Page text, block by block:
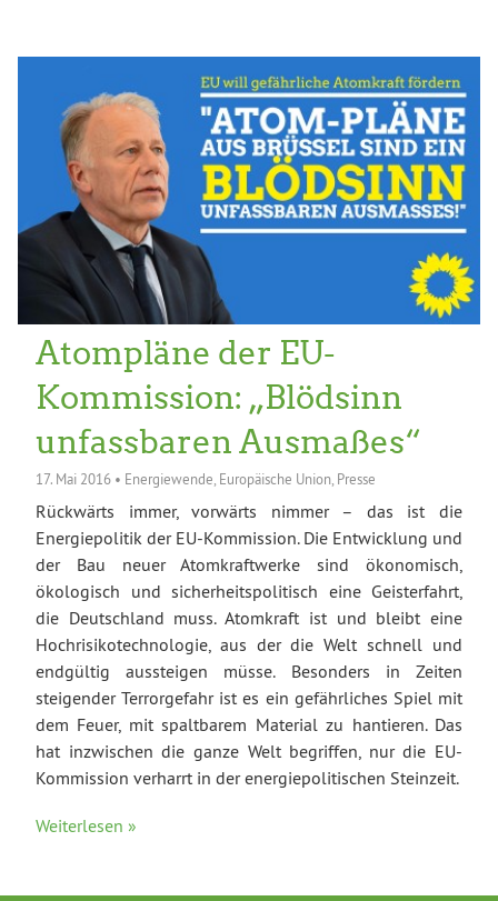
Atompläne der EU-
Kommission: „Blödsinn
unfassbaren Ausmaßes“
17. Mai 2016 • Energiewende, Europäische Union, Presse
Rückwärts immer, vorwärts nimmer – das ist die
Energiepolitik der EU-Kommission. Die Entwicklung und
der Bau neuer Atomkraftwerke sind ökonomisch,
ökologisch und sicherheitspolitisch eine Geisterfahrt,
die Deutschland muss. Atomkraft ist und bleibt eine
Hochrisikotechnologie, aus der die Welt schnell und
endgültig aussteigen müsse. Besonders in Zeiten
steigender Terrorgefahr ist es ein gefährliches Spiel mit
dem Feuer, mit spaltbarem Material zu hantieren. Das
hat inzwischen die ganze Welt begriffen, nur die EU-
Kommission verharrt in der energiepolitischen Steinzeit.
Weiterlesen »